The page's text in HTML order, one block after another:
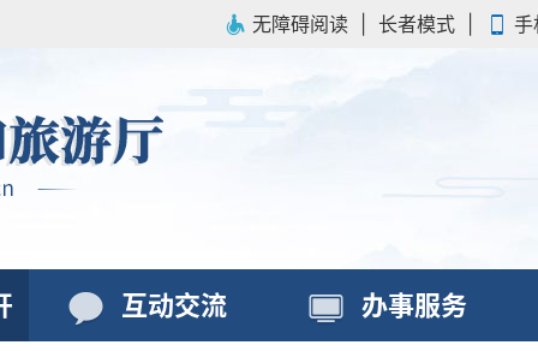
无障碍阅读 长者模式 手
互动交流 办事服务